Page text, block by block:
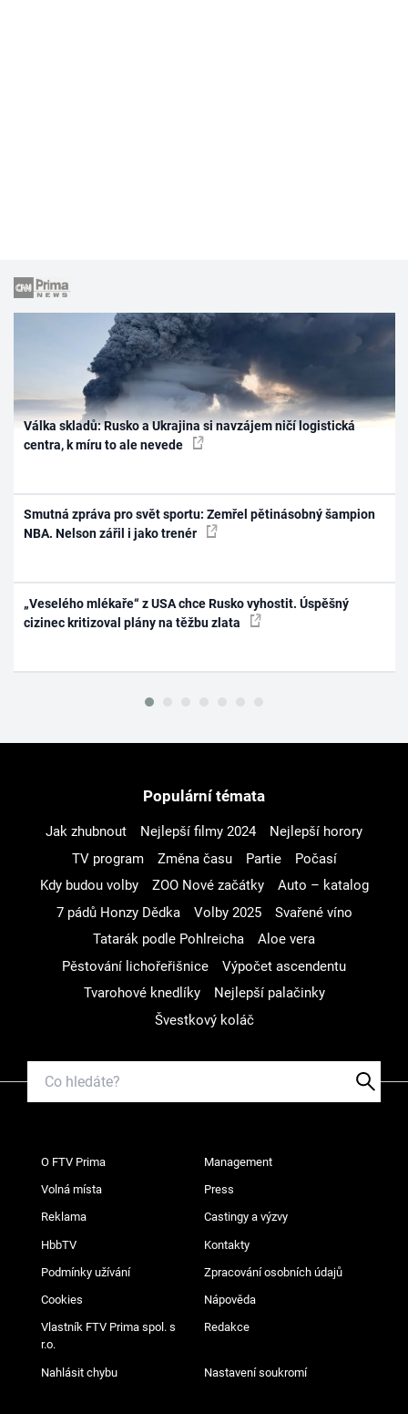
Válka skladů: Rusko a Ukrajina si navzájem ničí logistická
centra, k míru to ale nevede
Smutná zpráva pro svět sportu: Zemřel pětinásobný šampion
NBA. Nelson zářil i jako trenér
„Veselého mlékaře“ z USA chce Rusko vyhostit. Úspěšný
cizinec kritizoval plány na těžbu zlata
Populární témata
Jak zhubnout Nejlepší filmy 2024
Nejlepší horory
TV program
Změna času Partie
Počasí
Kdy budou volby
ZOO Nové začátky
Auto – katalog
7 pádů Honzy Dědka
Volby 2025
Svařené víno
Tatarák podle Pohlreicha
Aloe vera
Pěstování lichořeřišnice
Výpočet ascendentu
Tvarohové knedlíky
Nejlepší palačinky
Švestkový koláč
O FTV Prima Management
Volná místa Press
Reklama Castingy a výzvy
HbbTV Kontakty
Podmínky užívání Zpracování osobních údajů
Cookies Nápověda
Vlastník FTV Prima spol. s
r.o.
Redakce
Nahlásit chybu Nastavení soukromí